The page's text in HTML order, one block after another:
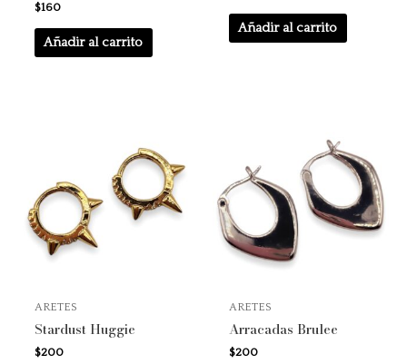
$160
Añadir al carrito
Añadir al carrito
ARETES
Stardust Huggie
$200
ARETES
Arracadas Brulee
$200